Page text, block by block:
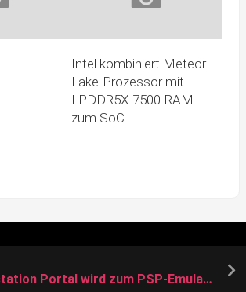
Intel kombiniert Meteor
Lake-Prozessor mit
LPDDR5X-7500-RAM
zum SoC
PPSSPP: Playstation Portal wird zum PSP-Emulator